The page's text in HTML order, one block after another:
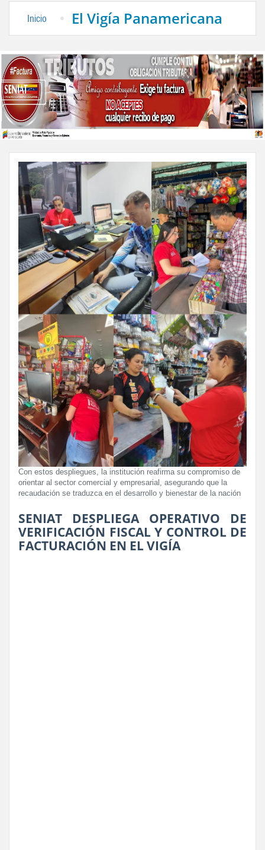
Inicio El Vigía Panamericana
Con estos despliegues, la institución reafirma su compromiso de
orientar al sector comercial y empresarial, asegurando que la
recaudación se traduzca en el desarrollo y bienestar de la nación
SENIAT DESPLIEGA OPERATIVO DE
VERIFICACIÓN FISCAL Y CONTROL DE
FACTURACIÓN EN EL VIGÍA